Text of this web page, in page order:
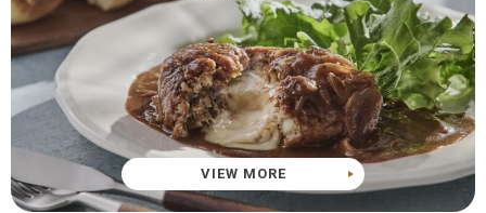
VIEW MORE